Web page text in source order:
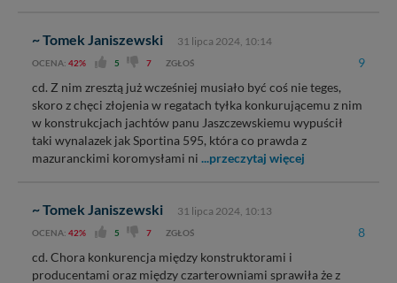
~ Tomek Janiszewski 31 lipca 2024, 10:14
OCENA: 42% 5 7 ZGŁOŚ 9
cd. Z nim zresztą już wcześniej musiało być coś nie teges,
skoro z chęci złojenia w regatach tyłka konkurującemu z nim
w konstrukcjach jachtów panu Jaszczewskiemu wypuścił
taki wynalazek jak Sportina 595, która co prawda z
mazuranckimi koromysłami ni ...przeczytaj więcej
~ Tomek Janiszewski 31 lipca 2024, 10:13
OCENA: 42% 5 7 ZGŁOŚ 8
cd. Chora konkurencja między konstruktorami i
producentami oraz między czarterowniami sprawiła że z